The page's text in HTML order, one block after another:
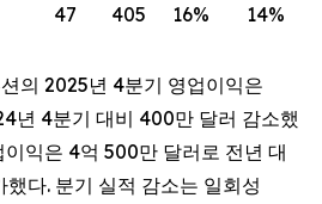
47 405 16% 14%
의 2025년 4분기 영업이익은
년 4분기 대비 400만 달러 감소했
익은 4억 500만 달러로 전년 대
다. 분기 실적 감소는 일회성